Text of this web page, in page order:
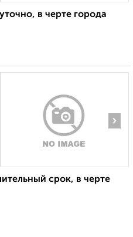
в черте города
›
срок, в черте